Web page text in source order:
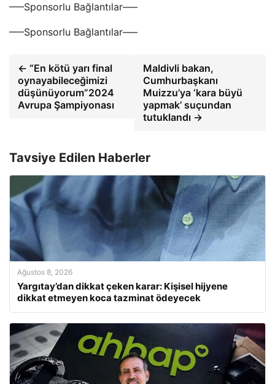
—–Sponsorlu Bağlantılar—–
—–Sponsorlu Bağlantılar—–
← “En kötü yarı final
oynayabileceğimizi
düşünüyorum”2024
Avrupa Şampiyonası
Maldivli bakan,
Cumhurbaşkanı
Muizzu’ya ‘kara büyü
yapmak’ suçundan
tutuklandı →
Tavsiye Edilen Haberler
Ağustos 8, 2026
Yargıtay’dan dikkat çeken karar: Kişisel hijyene
dikkat etmeyen koca tazminat ödeyecek